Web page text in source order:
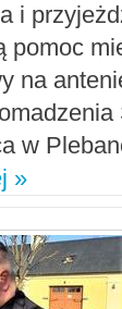
i
pomoc
na
w
»